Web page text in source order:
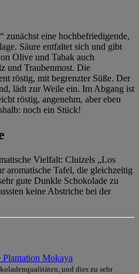
zunächst eine hochbefriedigende,
Säure entfaltet sich und gibt
Olive und Tabak auch
und Traubenmost. Die
röstig, mit begrenzter Süße. Der
lädt zur Weile ein. Im Abgang ist
röstig, angenehm, aber eben
noch ein Stück!
Vielfalt: Cluizels „Los
aromatische Tafel, die gleichzeitig
gute Dunkle Schokolade zu
keine Abstriche bei der
Mokaya
und dies zu sehr